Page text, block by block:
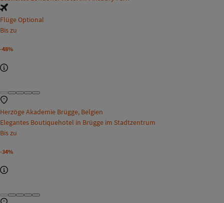
Flüge Optional
Bis zu
-48%
Herzöge Akademie Brügge, Belgien
Elegantes Boutiquehotel in Brügge im Stadtzentrum
Bis zu
-34%